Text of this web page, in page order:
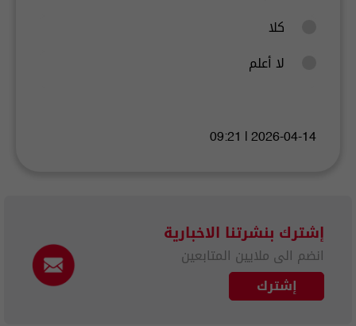
كلا
لا أعلم
2026-04-14 | 09:21
إشترك بنشرتنا الاخبارية
انضم الى ملايين المتابعين
إشترك